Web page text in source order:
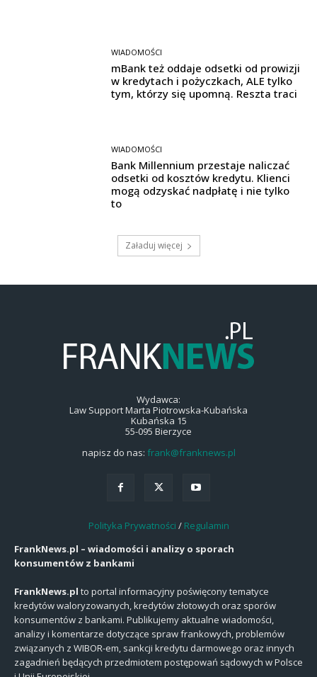
WIADOMOŚCI
mBank też oddaje odsetki od prowizji
w kredytach i pożyczkach, ALE tylko
tym, którzy się upomną. Reszta traci
WIADOMOŚCI
Bank Millennium przestaje naliczać
odsetki od kosztów kredytu. Klienci
mogą odzyskać nadpłatę i nie tylko
to
Załaduj więcej
Wydawca:
Law Support Marta Piotrowska-Kubańska
Kubańska 15
55-095 Bierzyce
napisz do nas: frank@franknews.pl
Polityka Prywatności / Regulamin
FrankNews.pl – wiadomości i analizy o sporach
konsumentów z bankami
FrankNews.pl to portal informacyjny poświęcony tematyce
kredytów waloryzowanych, kredytów złotowych oraz sporów
konsumentów z bankami. Publikujemy aktualne wiadomości,
analizy i komentarze dotyczące spraw frankowych, problemów
związanych z WIBOR-em, sankcji kredytu darmowego oraz innych
zagadnień będących przedmiotem postępowań sądowych w Polsce